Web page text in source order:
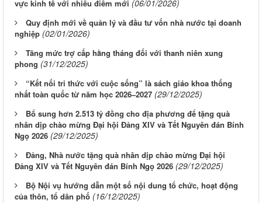
vực kinh tế với nhiều điểm mới (06/01/2026)
Quy định mới về quản lý và đầu tư vốn nhà nước tại doanh
nghiệp (02/01/2026)
Tăng mức trợ cấp hằng tháng đối với thanh niên xung
phong (31/12/2025)
“Kết nối tri thức với cuộc sống” là sách giáo khoa thống
nhất toàn quốc từ năm học 2026–2027 (29/12/2025)
Bổ sung hơn 2.513 tỷ đồng cho địa phương để tặng quà
nhân dịp chào mừng Đại hội Đảng XIV và Tết Nguyên đán Bính
Ngọ 2026 (29/12/2025)
Đảng, Nhà nước tặng quà nhân dịp chào mừng Đại hội
Đảng XIV và Tết Nguyên đán Bính Ngọ 2026 (29/12/2025)
Bộ Nội vụ hướng dẫn một số nội dung tổ chức, hoạt động
của thôn, tổ dân phố (16/12/2025)